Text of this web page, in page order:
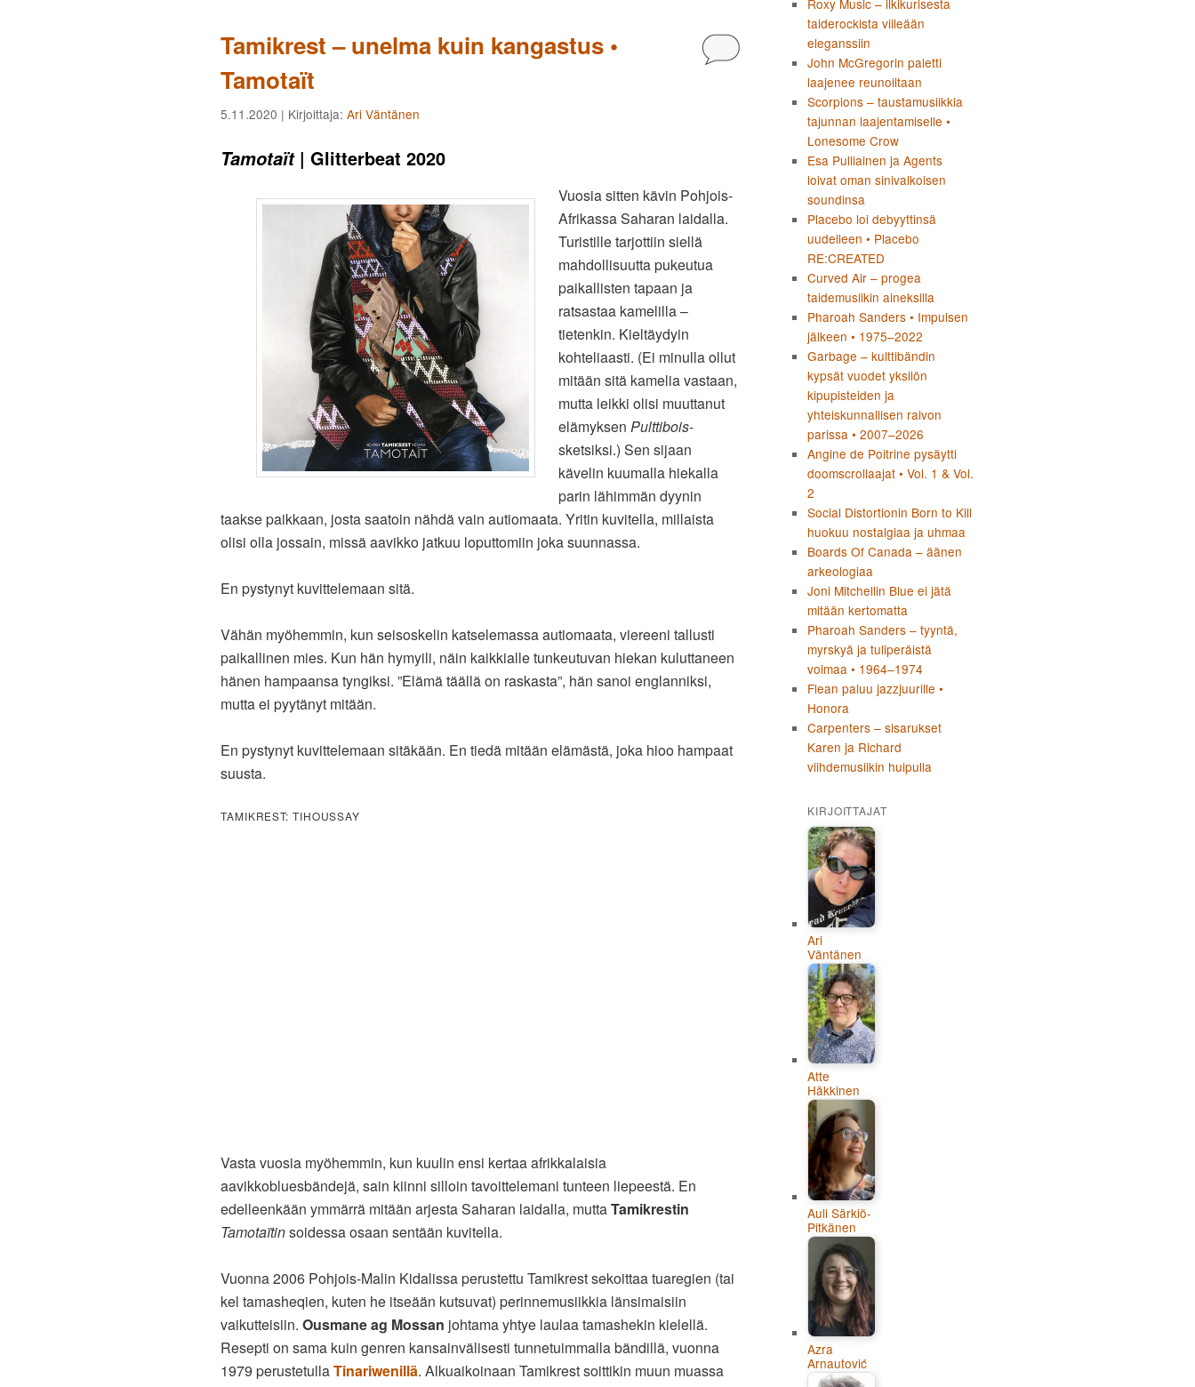
Tamikrest – unelma kuin kangastus •
Tamotaït
Kommentoi
5.11.2020 | Kirjoittaja: Ari Väntänen
Tamotaït| Glitterbeat 2020
Vuosia sitten kävin Pohjois-
Afrikassa Saharan laidalla.
Turistille tarjottiin siellä
mahdollisuutta pukeutua
paikallisten tapaan ja
ratsastaa kamelilla –
tietenkin. Kieltäydyin
kohteliaasti. (Ei minulla ollut
mitään sitä kamelia vastaan,
mutta leikki olisi muuttanut
elämyksen Pulttibois-
sketsiksi.) Sen sijaan
kävelin kuumalla hiekalla
parin lähimmän dyynin
taakse paikkaan, josta saatoin nähdä vain autiomaata. Yritin kuvitella, millaista
olisi olla jossain, missä aavikko jatkuu loputtomiin joka suunnassa.
En pystynyt kuvittelemaan sitä.
Vähän myöhemmin, kun seisoskelin katselemassa autiomaata, viereeni tallusti
paikallinen mies. Kun hän hymyili, näin kaikkialle tunkeutuvan hiekan kuluttaneen
hänen hampaansa tyngiksi. ”Elämä täällä on raskasta”, hän sanoi englanniksi,
mutta ei pyytänyt mitään.
En pystynyt kuvittelemaan sitäkään. En tiedä mitään elämästä, joka hioo hampaat
suusta.
TAMIKREST: TIHOUSSAY
Vasta vuosia myöhemmin, kun kuulin ensi kertaa afrikkalaisia
aavikkobluesbändejä, sain kiinni silloin tavoittelemani tunteen liepeestä. En
edelleenkään ymmärrä mitään arjesta Saharan laidalla, muttaTamikrestin
Tamotaïtinsoidessa osaan sentään kuvitella.
Vuonna 2006 Pohjois-Malin Kidalissa perustettu Tamikrest sekoittaa tuaregien (tai
kel tamasheqien, kuten he itseään kutsuvat) perinnemusiikkia länsimaisiin
vaikutteisiin. Ousmane ag Mossan johtama yhtye laulaa tamashekin kielellä.
Resepti on sama kuin genren kansainvälisesti tunnetuimmalla bändillä, vuonna
1979 perustetullaTinariwenillä. Alkuaikoinaan Tamikrest soittikin muun muassa
Roxy Music – ilkikurisesta
taiderockista viileään
eleganssiin
John McGregorin paletti
laajenee reunoiltaan
Scorpions – taustamusiikkia
tajunnan laajentamiselle •
Lonesome Crow
Esa Pulliainen ja Agents
loivat oman sinivalkoisen
soundinsa
Placebo loi debyyttinsä
uudelleen • Placebo
RE:CREATED
Curved Air – progea
taidemusiikin aineksilla
Pharoah Sanders • Impulsen
jälkeen • 1975–2022
Garbage – kulttibändin
kypsät vuodet yksilön
kipupisteiden ja
yhteiskunnallisen raivon
parissa • 2007–2026
Angine de Poitrine pysäytti
doomscrollaajat • Vol. 1 & Vol.
2
Social Distortionin Born to Kill
huokuu nostalgiaa ja uhmaa
Boards Of Canada – äänen
arkeologiaa
Joni Mitchellin Blue ei jätä
mitään kertomatta
Pharoah Sanders – tyyntä,
myrskyä ja tuliperäistä
voimaa • 1964–1974
Flean paluu jazzjuurille •
Honora
Carpenters – sisarukset
Karen ja Richard
viihdemusiikin huipulla
KIRJOITTAJAT
Ari
Väntänen
Atte
Häkkinen
Auli Särkiö-
Pitkänen
Azra
Arnautović